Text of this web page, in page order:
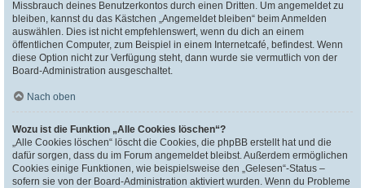
Missbrauch deines Benutzerkontos durch einen Dritten. Um angemeldet zu
bleiben, kannst du das Kästchen „Angemeldet bleiben“ beim Anmelden
auswählen. Dies ist nicht empfehlenswert, wenn du dich an einem
öffentlichen Computer, zum Beispiel in einem Internetcafé, befindest. Wenn
diese Option nicht zur Verfügung steht, dann wurde sie vermutlich von der
Board-Administration ausgeschaltet.
Nach oben
Wozu ist die Funktion „Alle Cookies löschen“?
„Alle Cookies löschen“ löscht die Cookies, die phpBB erstellt hat und die
dafür sorgen, dass du im Forum angemeldet bleibst. Außerdem ermöglichen
Cookies einige Funktionen, wie beispielsweise den „Gelesen“-Status –
sofern sie von der Board-Administration aktiviert wurden. Wenn du Probleme